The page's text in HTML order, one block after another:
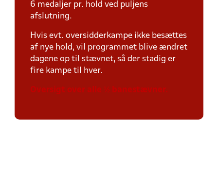
6 medaljer pr. hold ved puljens
afslutning.
Hvis evt. oversidderkampe ikke besættes
af nye hold, vil programmet blive ændret
dagene op til stævnet, så der stadig er
fire kampe til hver.
Oversigt over alle ½ banestævner.